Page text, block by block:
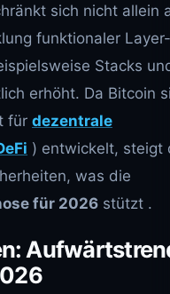
sich nicht allein
funktionaler
Stacks
erhöht. Da Bitcoin
für dezentrale
) entwickelt, steigt
was die
für 2026 stützt .